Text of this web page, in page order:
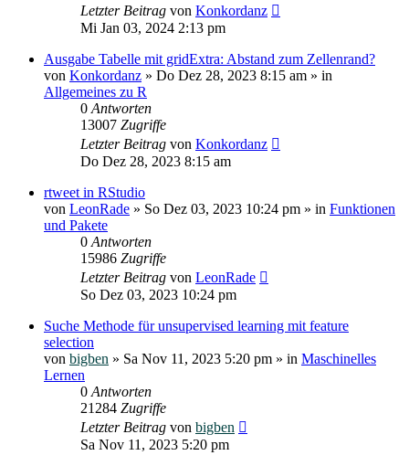
Letzter Beitrag von Konkordanz
Mi Jan 03, 2024 2:13 pm
Ausgabe Tabelle mit gridExtra: Abstand zum Zellenrand?
von Konkordanz » Do Dez 28, 2023 8:15 am » in
Allgemeines zu R
0 Antworten
13007 Zugriffe
Letzter Beitrag von Konkordanz
Do Dez 28, 2023 8:15 am
rtweet in RStudio
von LeonRade » So Dez 03, 2023 10:24 pm » in Funktionen
und Pakete
0 Antworten
15986 Zugriffe
Letzter Beitrag von LeonRade
So Dez 03, 2023 10:24 pm
Suche Methode für unsupervised learning mit feature
selection
von bigben » Sa Nov 11, 2023 5:20 pm » in Maschinelles
Lernen
0 Antworten
21284 Zugriffe
Letzter Beitrag von bigben
Sa Nov 11, 2023 5:20 pm